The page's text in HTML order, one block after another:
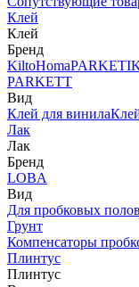
Клей
Клей
Бренд
KiltoHoma
PARKETT
Вид
Клей для винила
Лак
Лак
Бренд
LOBA
Вид
Для пробковых полов
Грунт
Компенсаторы
Плинтус
Плинтус